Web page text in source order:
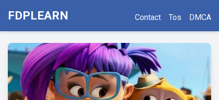
FDPLEARN Contact Tos DMCA